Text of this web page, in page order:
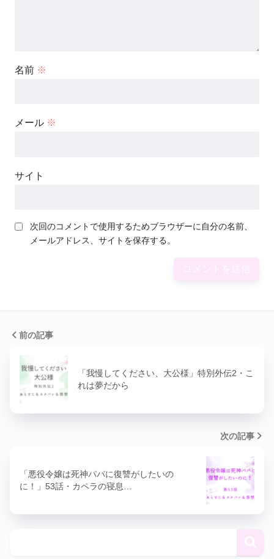
名前 ※
メール ※
サイト
次回のコメントで使用するためブラウザーに自分の名前、
メールアドレス、サイトを保存する。
前の記事
「我慢してください、大公様」特別外伝2・こ
れは夢だから
次の記事
「悪役令嬢は死神パパに復讐がしたいの
に！」53話・カペラの寝息…